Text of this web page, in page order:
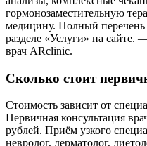
гормонозаместительную
медицину. Полный
разделе «Услуги» на
врач ARclinic.
Сколько стоит
Стоимость зависит от
Первичная консультация
рублей. Приём узкого
невролог, дерматолог,